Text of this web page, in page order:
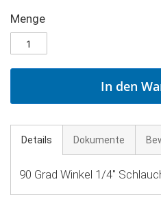
Menge
In den
Details Dokumente
90 Grad Winkel 1/4''